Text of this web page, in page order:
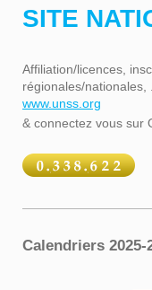
SITE
Affiliation/licences,
régionales/nationales,
www.unss.org
& connectez vous sur
Calendriers 2025-